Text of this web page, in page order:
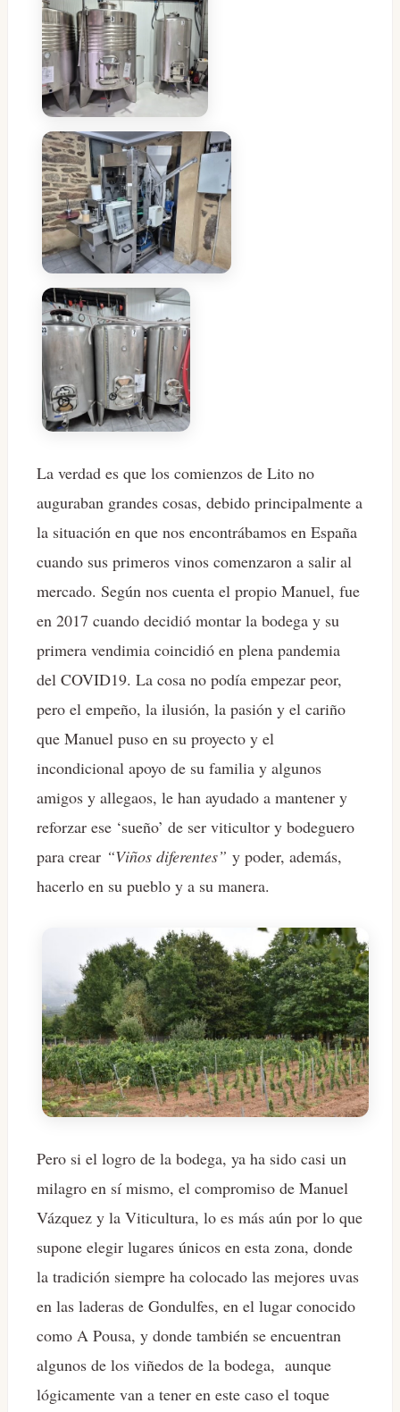
La verdad es que los comienzos de Lito no
auguraban grandes cosas, debido principalmente a
la situación en que nos encontrábamos en España
cuando sus primeros vinos comenzaron a salir al
mercado. Según nos cuenta el propio Manuel, fue
en 2017 cuando decidió montar la bodega y su
primera vendimia coincidió en plena pandemia
del COVID19. La cosa no podía empezar peor,
pero el empeño, la ilusión, la pasión y el cariño
que Manuel puso en su proyecto y el
incondicional apoyo de su familia y algunos
amigos y allegaos, le han ayudado a mantener y
reforzar ese ‘sueño’ de ser viticultor y bodeguero
para crear “Viños diferentes” y poder, además,
hacerlo en su pueblo y a su manera.
Pero si el logro de la bodega, ya ha sido casi un
milagro en sí mismo, el compromiso de Manuel
Vázquez y la Viticultura, lo es más aún por lo que
supone elegir lugares únicos en esta zona, donde
la tradición siempre ha colocado las mejores uvas
en las laderas de Gondulfes, en el lugar conocido
como A Pousa, y donde también se encuentran
algunos de los viñedos de la bodega, aunque
lógicamente van a tener en este caso el toque